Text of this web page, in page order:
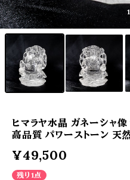
1
ヒマラヤ水晶 ガネーシャ
高品質 パワーストーン 天
¥49,500
残り1点